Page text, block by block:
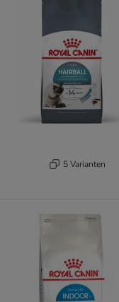
5 Varianten